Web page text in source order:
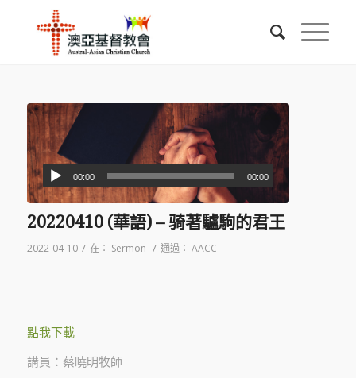
00:00 00:00
20220410 (華語) – 骑著驢駒的君王
2022-04-10 / 在： Sermon / 通過： AACC
點我下載
講員：蔡曉明牧師